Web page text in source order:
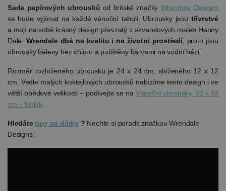
Sada papírových ubrousků od britské značky Wrendale Designs
se bude vyjímat na každé vánoční tabuli. Ubrousky jsou třívrstvé
a mají na sobě krásný design převzatý z akvarelových maleb Hanny
Dale.Wrendale dbá na kvalitu i na životní prostředí, proto jsou
ubrousky běleny bez chloru a potištěny barvami na vodní bázi.
Rozměr rozloženého ubrousku je 24 x 24 cm, složeného 12 x 12
cm. Vedle malých koktejlových ubrousků nabízíme tento design i ve
větší obědové velikosti – podívejte se na Vánoční ubrousky, 33 x 33
cm – Králík.
Hledátetipy na dárky? Nechte si poradit značkou Wrendale
Designs: